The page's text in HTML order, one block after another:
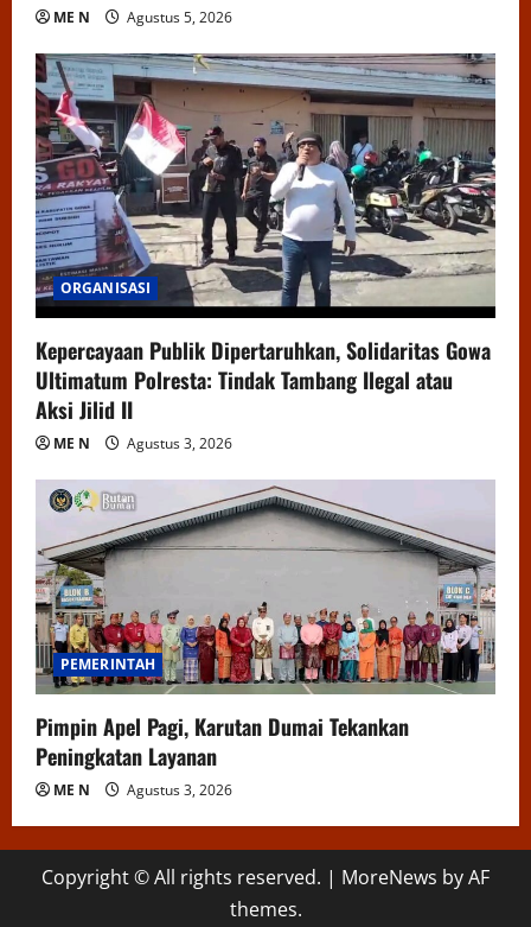
ME N Agustus 5, 2026
ORGANISASI
Kepercayaan Publik Dipertaruhkan, Solidaritas Gowa
Ultimatum Polresta: Tindak Tambang Ilegal atau
Aksi Jilid II
ME N Agustus 3, 2026
PEMERINTAH
Pimpin Apel Pagi, Karutan Dumai Tekankan
Peningkatan Layanan
ME N Agustus 3, 2026
Copyright © All rights reserved. | MoreNews by AF
themes.